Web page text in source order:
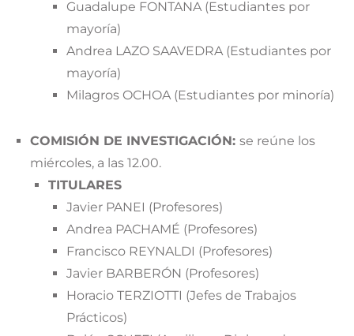
Guadalupe FONTANA (Estudiantes por
mayoría)
Andrea LAZO SAAVEDRA (Estudiantes por
mayoría)
Milagros OCHOA (Estudiantes por minoría)
COMISIÓN DE INVESTIGACIÓN:se reúne los
miércoles, a las 12.00.
TITULARES
Javier PANEI (Profesores)
Andrea PACHAMÉ (Profesores)
Francisco REYNALDI (Profesores)
Javier BARBERÓN (Profesores)
Horacio TERZIOTTI (Jefes de Trabajos
Prácticos)